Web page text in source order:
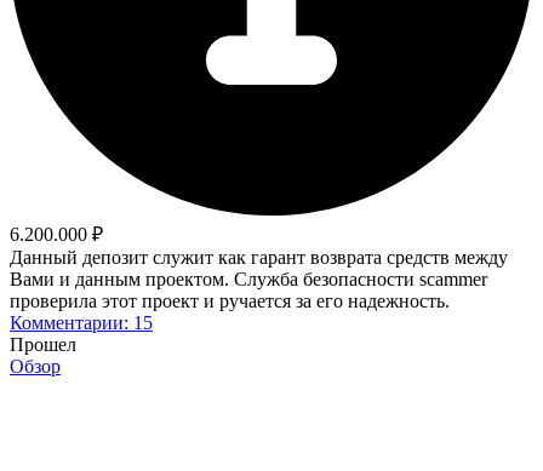
6.200.000 ₽
Данный депозит служит как гарант возврата средств между
Вами и данным проектом. Служба безопасности scammer
проверила этот проект и ручается за его надежность.
Комментарии: 15
Прошел
Обзор